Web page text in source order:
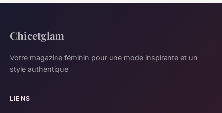
Chicetglam
Votre magazine féminin pour une mode inspirante et un
style authentique
LIENS